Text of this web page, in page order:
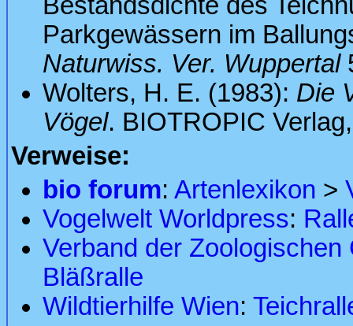
Bestandsdichte des
Parkgewässern im
Naturwiss. Ver. Wuppertal
Wolters, H. E. (1983): Die
Vögel. BIOTROPIC
Verweise:
bio forum: Artenlexikon >
Vogelwelt Worldpress:
Verband der Zoologischen
Bläßralle
Wildtierhilfe Wien: